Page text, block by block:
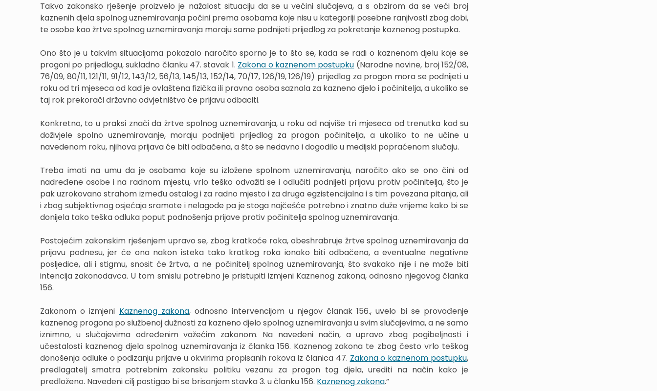
Takvo zakonsko rješenje proizvelo je nažalost situaciju da se u većini slučajeva, a s obzirom da se veći broj
kaznenih djela spolnog uznemiravanja počini prema osobama koje nisu u kategoriji posebne ranjivosti zbog dobi,
te osobe kao žrtve spolnog uznemiravanja moraju same podnijeti prijedlog za pokretanje kaznenog postupka.
Ono što je u takvim situacijama pokazalo naročito sporno je to što se, kada se radi o kaznenom djelu koje se
progoni po prijedlogu, sukladno članku 47. stavak 1. Zakona o kaznenom postupku (Narodne novine, broj 152/08,
76/09, 80/11, 121/11, 91/12, 143/12, 56/13, 145/13, 152/14, 70/17, 126/19, 126/19) prijedlog za progon mora se podnijeti u
roku od tri mjeseca od kad je ovlaštena fizička ili pravna osoba saznala za kazneno djelo i počinitelja, a ukoliko se
taj rok prekorači državno odvjetništvo će prijavu odbaciti.
Konkretno, to u praksi znači da žrtve spolnog uznemiravanja, u roku od najviše tri mjeseca od trenutka kad su
doživjele spolno uznemiravanje, moraju podnijeti prijedlog za progon počinitelja, a ukoliko to ne učine u
navedenom roku, njihova prijava će biti odbačena, a što se nedavno i dogodilo u medijski popraćenom slučaju.
Treba imati na umu da je osobama koje su izložene spolnom uznemiravanju, naročito ako se ono čini od
nadređene osobe i na radnom mjestu, vrlo teško odvažiti se i odlučiti podnijeti prijavu protiv počinitelja, što je
pak uzrokovano strahom između ostalog i za radno mjesto i za druga egzistencijalna i s tim povezana pitanja, ali
i zbog subjektivnog osjećaja sramote i nelagode pa je stoga najčešće potrebno i znatno duže vrijeme kako bi se
donijela tako teška odluka poput podnošenja prijave protiv počinitelja spolnog uznemiravanja.
Postojećim zakonskim rješenjem upravo se, zbog kratkoće roka, obeshrabruje žrtve spolnog uznemiravanja da
prijavu podnesu, jer će ona nakon isteka tako kratkog roka ionako biti odbačena, a eventualne negativne
posljedice, ali i stigmu, snosit će žrtva, a ne počinitelj spolnog uznemiravanja, što svakako nije i ne može biti
intencija zakonodavca. U tom smislu potrebno je pristupiti izmjeni Kaznenog zakona, odnosno njegovog članka
156.
Zakonom o izmjeni Kaznenog zakona, odnosno intervencijom u njegov članak 156., uvelo bi se provođenje
kaznenog progona po službenoj dužnosti za kazneno djelo spolnog uznemiravanja u svim slučajevima, a ne samo
iznimno, u slučajevima određenim važećim zakonom. Na navedeni način, a upravo zbog pogibeljnosti i
učestalosti kaznenog djela spolnog uznemiravanja iz članka 156. Kaznenog zakona te zbog često vrlo teškog
donošenja odluke o podizanju prijave u okvirima propisanih rokova iz članica 47. Zakona o kaznenom postupku,
predlagatelj smatra potrebnim zakonsku politiku vezanu za progon tog djela, urediti na način kako je
predloženo. Navedeni cilj postigao bi se brisanjem stavka 3. u članku 156. Kaznenog zakona.”